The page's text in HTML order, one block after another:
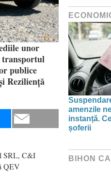
unor
transportul
publice
Reziliență
SRL, C&I
QEV
amenzile
instanță.
șoferii
BIHON